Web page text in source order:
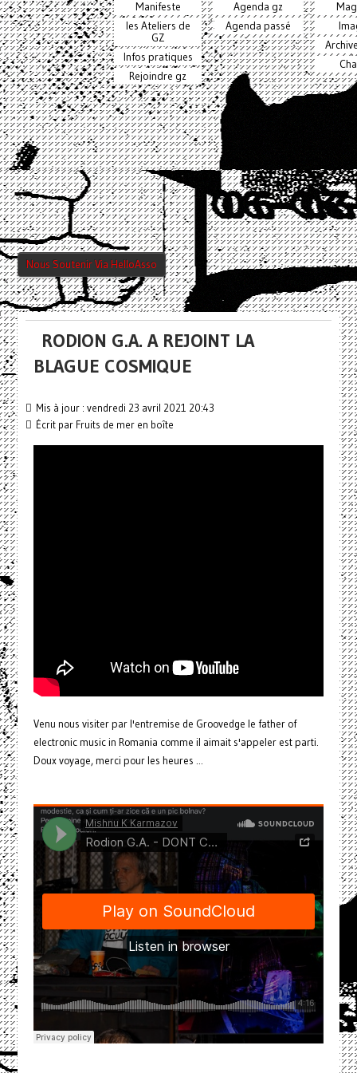
Manifeste
les Ateliers de
GZ
Infos pratiques
Rejoindre gz
Agenda gz
Agenda passé
Nous Soutenir Via HelloAsso
RODION G.A. A REJOINT LA
BLAGUE COSMIQUE
Mis à jour : vendredi 23 avril 2021 20:43
Écrit par Fruits de mer en boîte
Venu nous visiter par l'entremise de Groovedge le father of
electronic music in Romania comme il aimait s'appeler est parti.
Doux voyage, merci pour les heures ...